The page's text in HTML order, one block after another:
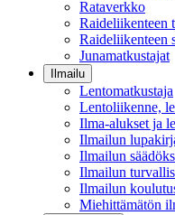
Rataverkko
Raideliikenteen
Raideliikenteen
Junamatkustajat
Ilmailu
Lentomatkustaja
Lentoliikenne,
Ilma-alukset ja
Ilmailun
Ilmailun
Ilmailun
Ilmailun
Miehittämätön